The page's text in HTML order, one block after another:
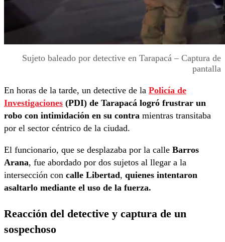
Sujeto baleado por detective en Tarapacá – Captura de
pantalla
En horas de la tarde, un detective de la Policía de
Investigaciones (PDI) de Tarapacá logró frustrar un
robo con intimidación en su contra mientras transitaba
por el sector céntrico de la ciudad.
El funcionario, que se desplazaba por la calle Barros
Arana, fue abordado por dos sujetos al llegar a la
intersección con calle Libertad, quienes intentaron
asaltarlo mediante el uso de la fuerza.
Reacción del detective y captura de un
sospechoso